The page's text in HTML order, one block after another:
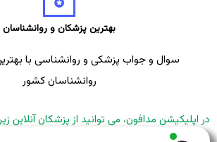
بهترین پزشکان و روانشناسان
سوال و جواب پزشکی و روانشناسی با
روانشناسان کشور
در اپلیکیشن مدافون، می توانید از پزشکان آنلاین